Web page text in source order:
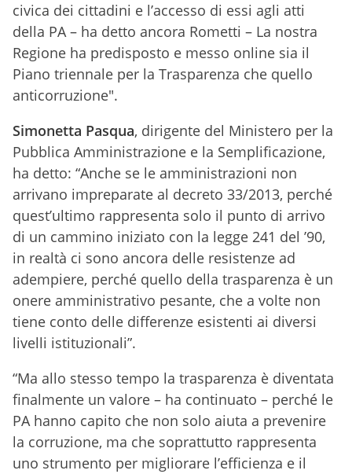
civica dei cittadini e l’accesso di essi agli atti
della PA – ha detto ancora Rometti – La nostra
Regione ha predisposto e messo online sia il
Piano triennale per la Trasparenza che quello
anticorruzione".
Simonetta Pasqua, dirigente del Ministero per la
Pubblica Amministrazione e la Semplificazione,
ha detto: “Anche se le amministrazioni non
arrivano impreparate al decreto 33/2013, perché
quest’ultimo rappresenta solo il punto di arrivo
di un cammino iniziato con la legge 241 del ’90,
in realtà ci sono ancora delle resistenze ad
adempiere, perché quello della trasparenza è un
onere amministrativo pesante, che a volte non
tiene conto delle differenze esistenti ai diversi
livelli istituzionali”.
“Ma allo stesso tempo la trasparenza è diventata
finalmente un valore – ha continuato – perché le
PA hanno capito che non solo aiuta a prevenire
la corruzione, ma che soprattutto rappresenta
uno strumento per migliorare l’efficienza e il